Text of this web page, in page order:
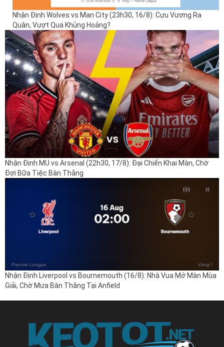
Nhận Định Wolves vs Man City (23h30, 16/8): Cựu Vương Ra
Quân, Vượt Qua Khủng Hoảng?
Nhận Định MU vs Arsenal (22h30, 17/8): Đại Chiến Khai Màn, Chờ
Đợi Bữa Tiệc Bàn Thắng
Nhận Định Liverpool vs Bournemouth (16/8): Nhà Vua Mở Màn Mùa
Giải, Chờ Mưa Bàn Thắng Tại Anfield